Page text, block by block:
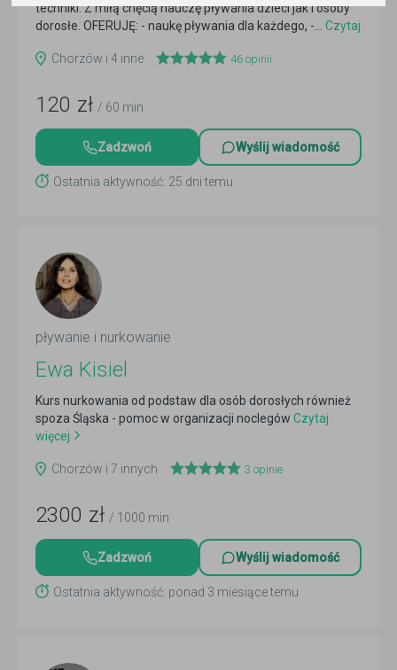
techniki. Z miłą chęcią nauczę pływania dzieci jak i osoby
dorosłe. OFERUJĘ: - naukę pływania dla każdego, -...
Czytaj
Chorzów i 4 inne
46 opinii
120 zł / 60 min
Zadzwoń Wyślij wiadomość
Ostatnia aktywność: 25 dni temu
pływanie i nurkowanie
Ewa Kisiel
Kurs nurkowania od podstaw dla osób dorosłych również
spoza Śląska - pomoc w organizacji noclegów Czytaj
więcej
Chorzów i 7 innych 3 opinie
2300 zł / 1000 min
Zadzwoń Wyślij wiadomość
Ostatnia aktywność: ponad 3 miesiące temu